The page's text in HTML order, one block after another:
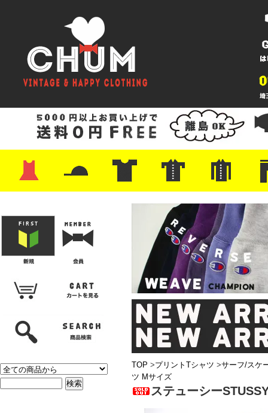
・レザーシューズ/スニーカー
・プリントTシャツ
・バンド/ツアー
・キャラクター
・Nike/adidas/スポーツ
・チャンピオン
・サーフ/スケート
・ボーダー/総柄/無地
・フットボール/リンガー
・タンクトップ/NBA・ポロシャツ
・半袖シャツ
・アロハ/サーフ/ボーリング
・ラルフ/ブランド
・無地/チェック/ストラ
・ワーク/ミリタリー/ウ
・ネル/ウール ・ショ
・アウ
・ジー
・
・ミリ
・コー
・コッ
・オー
・ジャ
ン
TOP >プリントTシャツ >サーフ/スケ
ツ Mサイズ
ステューシー